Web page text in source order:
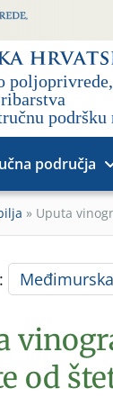
područja
» Uputa
Međimurska
od